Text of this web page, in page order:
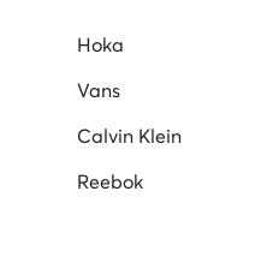
Hoka
Vans
Calvin Klein
Reebok